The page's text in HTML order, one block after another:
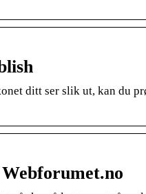
ditt ser slik ut, kan du